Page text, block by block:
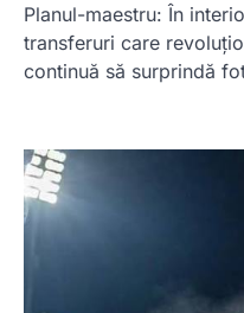
Planul-maestru: În
transferuri care
continuă să surprindă